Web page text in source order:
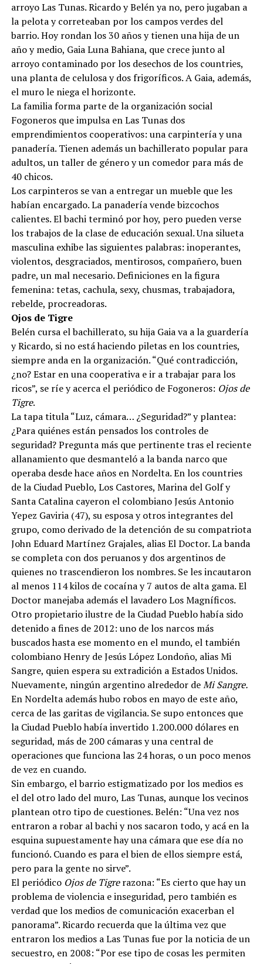
arroyo Las Tunas. Ricardo y Belén ya no, pero jugaban a
la pelota y correteaban por los campos verdes del
barrio. Hoy rondan los 30 años y tienen una hija de un
año y medio, Gaia Luna Bahiana, que crece junto al
arroyo contaminado por los desechos de los countries,
una planta de celulosa y dos frigoríficos. A Gaia, además,
el muro le niega el horizonte.
La familia forma parte de la organización social
Fogoneros que impulsa en Las Tunas dos
emprendimientos cooperativos: una carpintería y una
panadería. Tienen además un bachillerato popular para
adultos, un taller de género y un comedor para más de
40 chicos.
Los carpinteros se van a entregar un mueble que les
habían encargado. La panadería vende bizcochos
calientes. El bachi terminó por hoy, pero pueden verse
los trabajos de la clase de educación sexual. Una silueta
masculina exhibe las siguientes palabras: inoperantes,
violentos, desgraciados, mentirosos, compañero, buen
padre, un mal necesario. Definiciones en la figura
femenina: tetas, cachula, sexy, chusmas, trabajadora,
rebelde, procreadoras.
Ojos de Tigre
Belén cursa el bachillerato, su hija Gaia va a la guardería
y Ricardo, si no está haciendo piletas en los countries,
siempre anda en la organización. “Qué contradicción,
¿no? Estar en una cooperativa e ir a trabajar para los
ricos”, se ríe y acerca el periódico de Fogoneros: Ojos de
Tigre.
La tapa titula “Luz, cámara… ¿Seguridad?” y plantea:
¿Para quiénes están pensados los controles de
seguridad? Pregunta más que pertinente tras el reciente
allanamiento que desmanteló a la banda narco que
operaba desde hace años en Nordelta. En los countries
de la Ciudad Pueblo, Los Castores, Marina del Golf y
Santa Catalina cayeron el colombiano Jesús Antonio
Yepez Gaviria (47), su esposa y otros integrantes del
grupo, como derivado de la detención de su compatriota
John Eduard Martínez Grajales, alias El Doctor. La banda
se completa con dos peruanos y dos argentinos de
quienes no trascendieron los nombres. Se les incautaron
al menos 114 kilos de cocaína y 7 autos de alta gama. El
Doctor manejaba además el lavadero Los Magníficos.
Otro propietario ilustre de la Ciudad Pueblo había sido
detenido a fines de 2012: uno de los narcos más
buscados hasta ese momento en el mundo, el también
colombiano Henry de Jesús López Londoño, alias Mi
Sangre, quien espera su extradición a Estados Unidos.
Nuevamente, ningún argentino alrededor deMi Sangre.
En Nordelta además hubo robos en mayo de este año,
cerca de las garitas de vigilancia. Se supo entonces que
la Ciudad Pueblo había invertido 1.200.000 dólares en
seguridad, más de 200 cámaras y una central de
operaciones que funciona las 24 horas, o un poco menos
de vez en cuando.
Sin embargo, el barrio estigmatizado por los medios es
el del otro lado del muro, Las Tunas, aunque los vecinos
plantean otro tipo de cuestiones. Belén: “Una vez nos
entraron a robar al bachi y nos sacaron todo, y acá en la
esquina supuestamente hay una cámara que ese día no
funcionó. Cuando es para el bien de ellos siempre está,
pero para la gente no sirve”.
El periódico Ojos de Tigrerazona: “Es cierto que hay un
problema de violencia e inseguridad, pero también es
verdad que los medios de comunicación exacerban el
panorama”. Ricardo recuerda que la última vez que
entraron los medios a Las Tunas fue por la noticia de un
secuestro, en 2008: “Por ese tipo de cosas les permiten